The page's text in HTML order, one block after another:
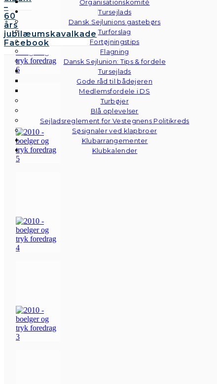
Organisationskomité
Tursejlads
Dansk Sejlunions gastebørs
Turforslag
Fortøjningstips
Flagning
Dansk Sejlunion: Tips & fordele
Tursejlads
Gode råd til bådejeren
Medlemsfordele i DS
Turbøjer
Blå oplevelser
Sejladsreglement for Vestegnens Politikreds
Søsignaler ved klapbroer
Klubarrangementer
Klubkalender
–
60
års
jubilæumskavalkade
Facebook